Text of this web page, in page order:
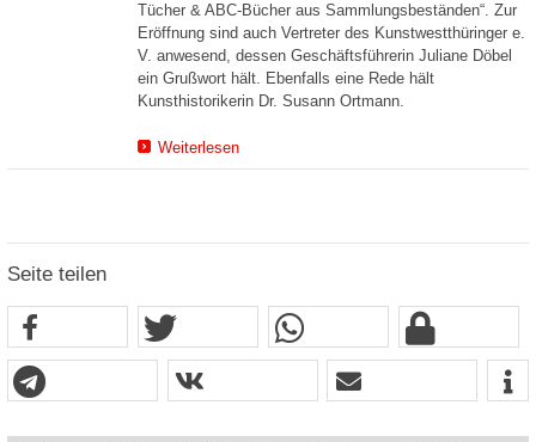
Tücher & ABC-Bücher aus Sammlungsbeständen“. Zur
Eröffnung sind auch Vertreter des Kunstwestthüringer e.
V. anwesend, dessen Geschäftsführerin Juliane Döbel
ein Grußwort hält. Ebenfalls eine Rede hält
Kunsthistorikerin Dr. Susann Ortmann.
Weiterlesen
Seite teilen